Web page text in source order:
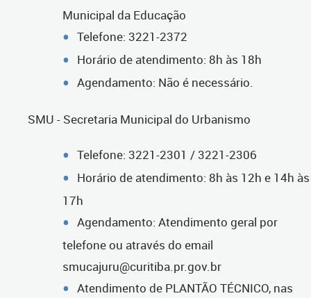
Municipal da Educação
Telefone: 3221-2372
Horário de atendimento: 8h às 18h
Agendamento: Não é necessário.
SMU - Secretaria Municipal do Urbanismo
Telefone: 3221-2301 / 3221-2306
Horário de atendimento: 8h às 12h e 14h às
17h
Agendamento: Atendimento geral por
telefone ou através do email
smucajuru@curitiba.pr.gov.br
Atendimento de PLANTÃO TÉCNICO, nas